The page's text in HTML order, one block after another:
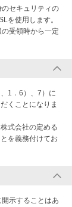
セキュリティの
を使用します。
受領時から一定
1．6）、7）に
くことになりま
式会社の定める
を義務付けてお
示することはあ